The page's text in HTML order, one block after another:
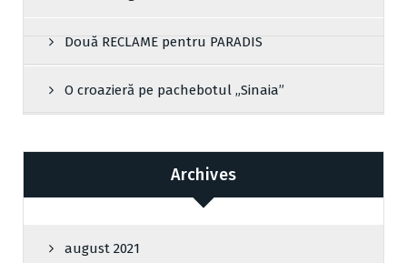
Două RECLAME pentru PARADIS
O croazieră pe pachebotul „Sinaia”
Archives
august 2021